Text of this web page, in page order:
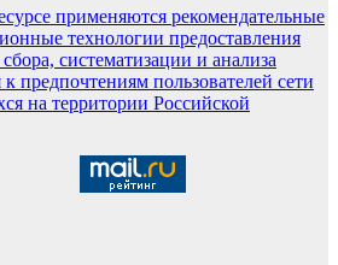
применяются рекомендательные
технологии предоставления
систематизации и анализа
предпочтениям пользователей сети
на территории Российской